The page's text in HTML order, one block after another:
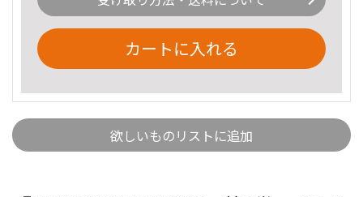
カートに入れる
欲しいものリストに追加